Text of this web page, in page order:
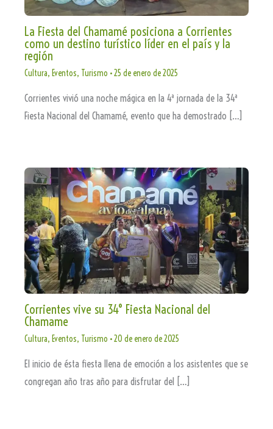
La Fiesta del Chamamé posiciona a Corrientes
como un destino turístico líder en el país y la
región
Cultura, Eventos, Turismo •25 de enero de 2025
Corrientes vivió una noche mágica en la 4ª jornada de la 34ª
Fiesta Nacional del Chamamé, evento que ha demostrado […]
Corrientes vive su 34° Fiesta Nacional del
Chamame
Cultura, Eventos, Turismo •20 de enero de 2025
El inicio de ésta fiesta llena de emoción a los asistentes que se
congregan año tras año para disfrutar del […]